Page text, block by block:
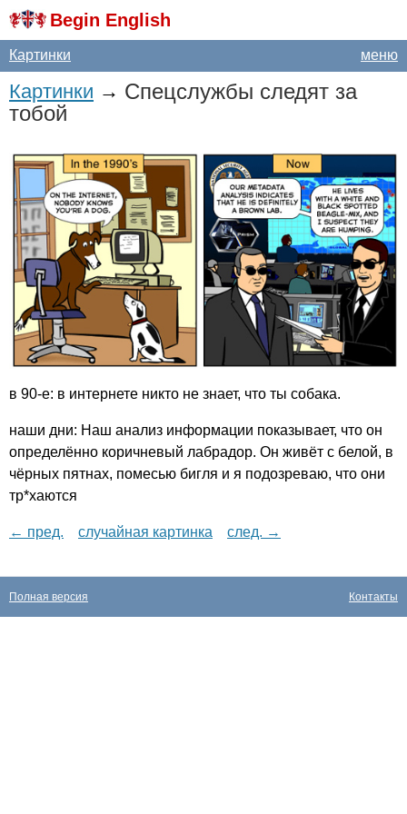
Begin English
меню
Картинки
Картинки → Спецслужбы следят за
тобой
в 90-е: в интернете никто не знает, что ты собака.
наши дни: Наш анализ информации показывает, что он
определённо коричневый лабрадор. Он живёт с белой, в
чёрных пятнах, помесью бигля и я подозреваю, что они
тр*хаются
← пред. случайная картинка след. →
Контакты
Полная версия